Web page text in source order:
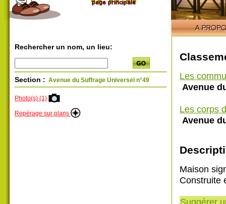
Rechercher un nom, un lieu:
Section : Avenue du Suffrage Universel n°49
Photo(s) (1)
Repérage sur plans
Les
Avenue
Les corps
Avenue
Maison
Construite
Suggérer